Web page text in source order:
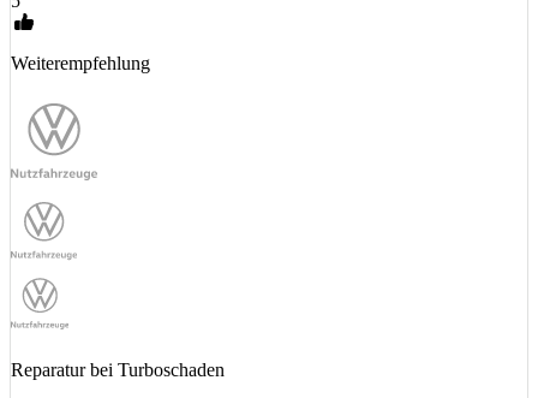
Weiterempfehlung
Reparatur bei Turboschaden